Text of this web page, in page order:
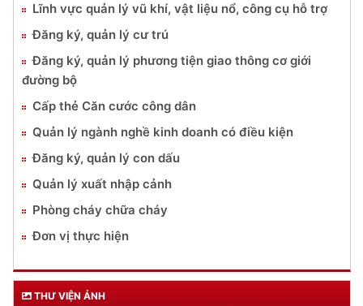
Lĩnh vực quản lý vũ khí, vật liệu nổ, công cụ hỗ trợ
Đăng ký, quản lý cư trú
Đăng ký, quản lý phương tiện giao thông cơ giới
đường bộ
Cấp thẻ Căn cước công dân
Quản lý ngành nghề kinh doanh có điều kiện
Đăng ký, quản lý con dấu
Quản lý xuất nhập cảnh
Phòng cháy chữa cháy
Đơn vị thực hiện
THƯ VIỆN ẢNH